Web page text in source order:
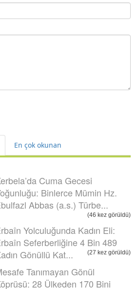
En çok okunan
Cuma Gecesi
Binlerce Mümin Hz.
Abbas (a.s.) Türbe...
(46 kez görüldü)
Yolculuğunda Kadın Eli:
Seferberliğine 4 Bin 489
Gönüllü Kat...
(27 kez görüldü)
Tanımayan Gönül
28 Ülkeden 170 Bini